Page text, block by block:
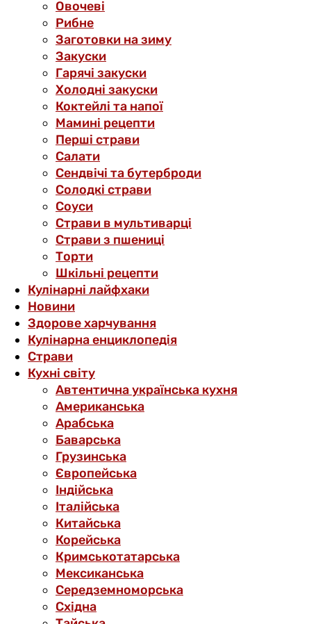
Овочеві
Рибне
Заготовки на зиму
Закуски
Гарячі закуски
Холодні закуски
Коктейлі та напої
Мамині рецепти
Перші страви
Салати
Сендвічі та бутерброди
Солодкі страви
Соуси
Страви в мультиварці
Страви з пшениці
Торти
Шкільні рецепти
Кулінарні лайфхаки
Новини
Здорове харчування
Кулінарна енциклопедія
Страви
Кухні світу
Автентична українська кухня
Американська
Арабська
Баварська
Грузинська
Європейська
Індійська
Італійська
Китайська
Корейська
Кримськотатарська
Мексиканська
Середземноморська
Східна